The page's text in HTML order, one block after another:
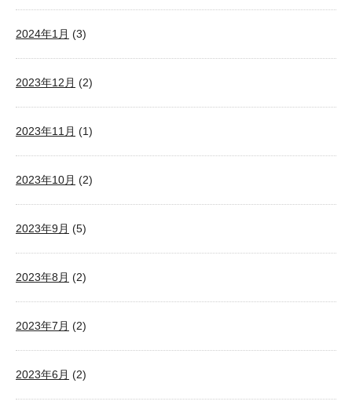
2024年1月 (3)
2023年12月 (2)
2023年11月 (1)
2023年10月 (2)
2023年9月 (5)
2023年8月 (2)
2023年7月 (2)
2023年6月 (2)